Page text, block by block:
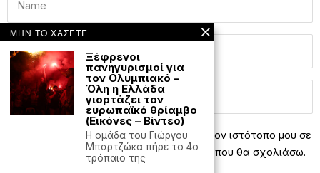
Αποθήκευσε το όνομά μου, email, και τον ιστότοπο μου σε
αυτόν τον πλοηγό για την επόμενη φορά που θα σχολιάσω.
ΜΗΝ ΤΟ ΧΑΣΕΤΕ
Ξέφρενοι
πανηγυρισμοί για
τον Ολυμπιακό –
Όλη η Ελλάδα
γιορτάζει τον
ευρωπαϊκό θρίαμβο
(Εικόνες – Βίντεο)
H ομάδα του Γιώργου
Μπαρτζώκα πήρε το 4ο
τρόπαιο της